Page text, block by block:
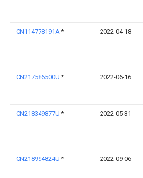
CN114778191A * 2022-04-18
CN217586500U * 2022-06-16
CN218349877U * 2022-05-31
CN218994824U * 2022-09-06